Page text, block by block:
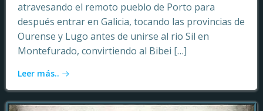
atravesando el remoto pueblo de Porto para
después entrar en Galicia, tocando las provincias de
Ourense y Lugo antes de unirse al rio Sil en
Montefurado, convirtiendo al Bibei […]
Leer más..